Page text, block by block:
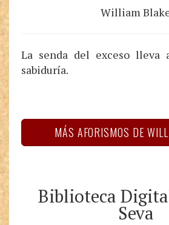
William
La senda del exceso lleva
sabiduría.
MÁS AFORISMOS DE
Biblioteca
Seva